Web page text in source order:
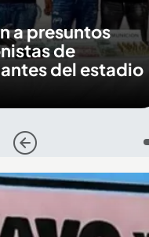
a presuntos
de
del estadio